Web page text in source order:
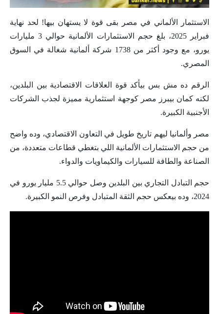
الاستثمار الألماني في مصر بقى قوة لا يستهان بيها! لحد نهاية
فبراير 2025، بلغ حجم الاستثمارات الألمانية حوالي 3 مليارات
يورو، مع وجود أكثر من 1738 شركة ألمانية شغالة في السوق
المصري.
الرقم ده مش بس بيأكد قوة العلاقات الاقتصادية بين البلدين،
لكنه كمان بيبرز مصر كوجهة استثمارية مميزة لجذب الشركات
الأجنبية الكبيرة.
مصر وألمانيا ليهم تاريخ طويل في التعاون الاقتصادي، وده واضح
من حجم الاستثمارات الألمانية اللي بتغطي قطاعات متعددة، من
الصناعة والطاقة للسيارات والكيماويات والدواء.
حجم التبادل التجاري بين البلدين وصل حوالي 5.5 مليار يورو في
2024، وده بيعكس حجم الثقة المتبادل وفرص النمو الكبيرة.